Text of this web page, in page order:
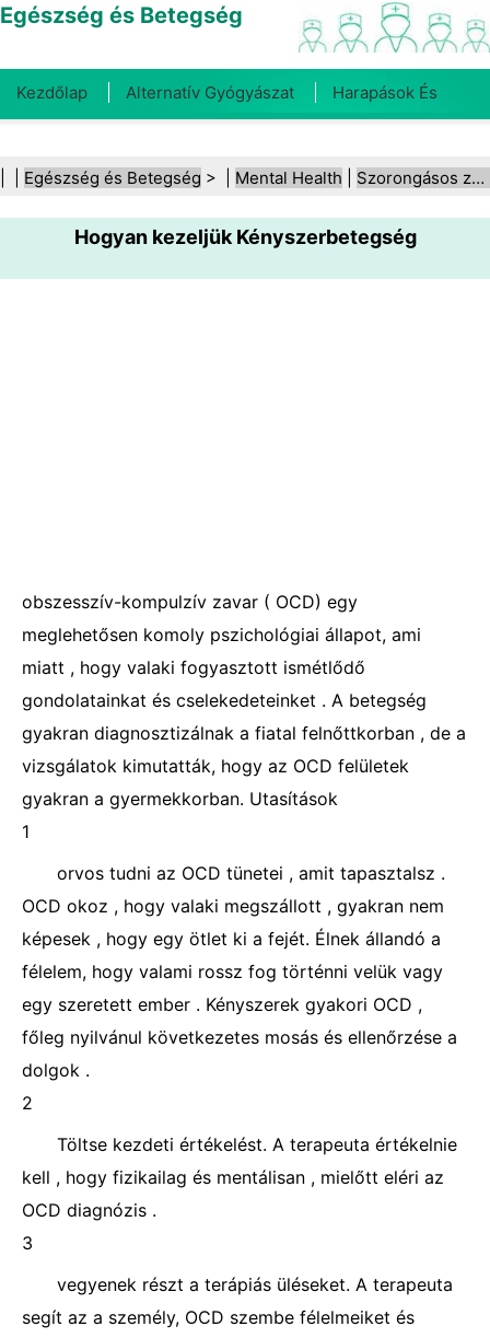
Egészség és Betegség
Kezdőlap Alternatív Gyógyászat Harapások És
Fogegészség Diéta És Táplálkozás Családi
Egészségügyi Ágazat Mentális Egészség
Közegészségügy És Biztonság Sebészet És
Egészség és Betegség > | Mental Health Szorongásos zavarok
Hogyan kezeljük Kényszerbetegség
obszesszív-kompulzív zavar ( OCD) egy
meglehetősen komoly pszichológiai állapot, ami
miatt , hogy valaki fogyasztott ismétlődő
gondolatainkat és cselekedeteinket . A betegség
gyakran diagnosztizálnak a fiatal felnőttkorban , de a
vizsgálatok kimutatták, hogy az OCD felületek
gyakran a gyermekkorban. Utasítások
1
orvos tudni az OCD tünetei , amit tapasztalsz .
OCD okoz , hogy valaki megszállott , gyakran nem
képesek , hogy egy ötlet ki a fejét. Élnek állandó a
félelem, hogy valami rossz fog történni velük vagy
egy szeretett ember . Kényszerek gyakori OCD ,
főleg nyilvánul következetes mosás és ellenőrzése a
dolgok .
2
Töltse kezdeti értékelést. A terapeuta értékelnie
kell , hogy fizikailag és mentálisan , mielőtt eléri az
OCD diagnózis .
3
vegyenek részt a terápiás üléseket. A terapeuta
segít az a személy, OCD szembe félelmeiket és